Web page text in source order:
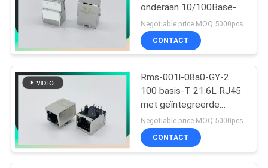
onderaan 10/100Base-t
MIC26023-5134W-LF3
PHCONN
Negotiable price MOQ:5000pcs
CONTACT
Rms-001l-08a0-GY-2
100 basis-T 21.6L RJ45
met geïntegreerde
magnetics met G/Y LEDs
Negotiable price MOQ:5000pcs
CONTACT